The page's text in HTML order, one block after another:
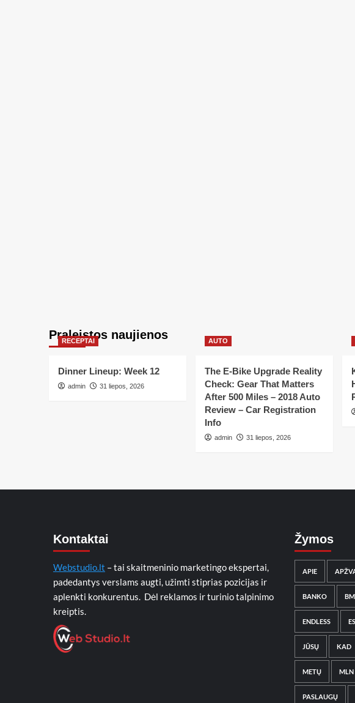
Praleistos naujienos
RECEPTAI
Dinner Lineup: Week 12
admin 31 liepos, 2026
AUTO
The E-Bike Upgrade Reality
Check: Gear That Matters
After 500 Miles – 2018 Auto
Review – Car Registration
Info
admin 31 liepos, 2026
Kontaktai
Webstudio.lt – tai skaitmeninio marketingo ekspertai,
padedantys verslams augti, užimti stiprias pozicijas ir
aplenkti konkurentus. Dėl reklamos ir turinio talpinimo
kreiptis.
Žymos
APIE
BANKO
ENDLESS
JŪSŲ KAD
METŲ MLN
PASLAUGŲ